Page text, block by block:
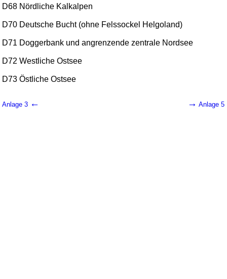
D68 Nördliche Kalkalpen
D70 Deutsche Bucht (ohne Felssockel Helgoland)
D71 Doggerbank und angrenzende zentrale Nordsee
D72 Westliche Ostsee
D73 Östliche Ostsee
Anlage 3 ← → Anlage 5